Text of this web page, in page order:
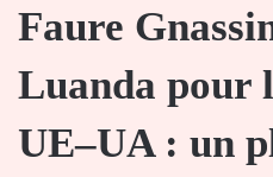
Faure
Luanda pour
UE–UA : un